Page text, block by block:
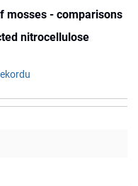
mosses - comparisons
nitrocellulose